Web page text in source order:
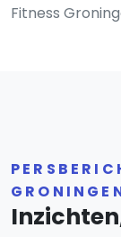
Fitness